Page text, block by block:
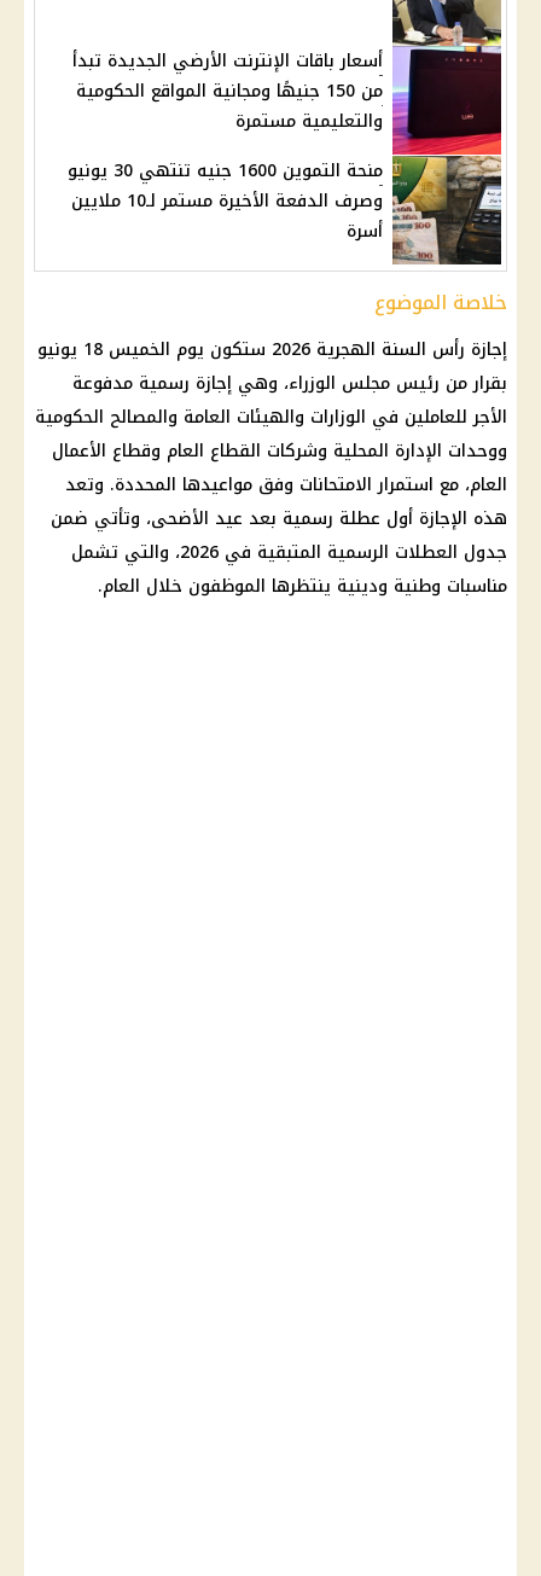
أسعار باقات الإنترنت الأرضي الجديدة تبدأ
من 150 جنيهًا ومجانية المواقع الحكومية
والتعليمية مستمرة
منحة التموين 1600 جنيه تنتهي 30 يونيو
وصرف الدفعة الأخيرة مستمر لـ10 ملايين
أسرة
خلاصة الموضوع
إجازة رأس السنة الهجرية 2026
ستكون يوم الخميس 18 يونيو
بقرار من رئيس مجلس الوزراء، وهي إجازة رسمية مدفوعة
الأجرللعاملين في الوزارات والهيئات العامة والمصالح الحكومية
ووحدات الإدارة المحلية وشركات القطاع العام وقطاع الأعمال
العام، مع استمرار الامتحانات وفق مواعيدها المحددة. وتعد
هذه الإجازة أول عطلة رسمية بعد عيد الأضحى، وتأتي ضمن
جدول العطلات الرسمية المتبقية في 2026، والتي تشمل
مناسبات وطنية ودينية ينتظرها الموظفون خلال العام.